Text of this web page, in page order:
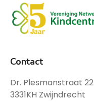
Contact
Dr. Plesmanstraat 22
3331KH Zwijndrecht